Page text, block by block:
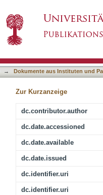
→ Dokumente aus Instituten und
Zur Kurzanzeige
dc.contributor.author
dc.date.accessioned
dc.date.available
dc.date.issued
dc.identifier.uri
dc.identifier.uri